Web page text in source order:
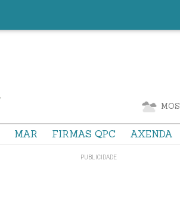
MOS
MAR FIRMAS QPC AXENDA